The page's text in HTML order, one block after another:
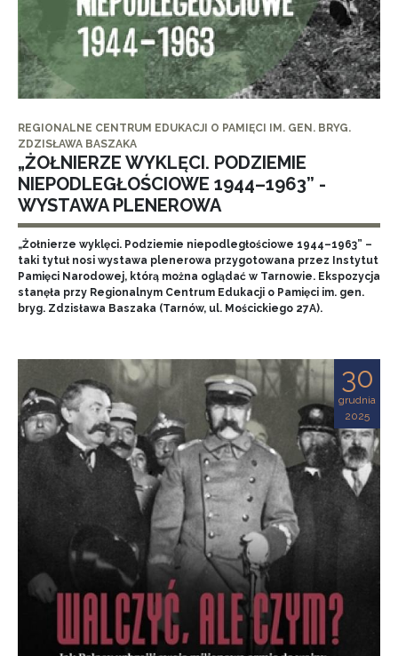
REGIONALNE CENTRUM EDUKACJI O PAMIĘCI IM. GEN. BRYG.
ZDZISŁAWA BASZAKA
„ŻOŁNIERZE WYKLĘCI. PODZIEMIE
NIEPODLEGŁOŚCIOWE 1944–1963” -
WYSTAWA PLENEROWA
„Żołnierze wyklęci. Podziemie niepodległościowe 1944–1963” –
taki tytuł nosi wystawa plenerowa przygotowana przez Instytut
Pamięci Narodowej, którą można oglądać w Tarnowie. Ekspozycja
stanęła przy Regionalnym Centrum Edukacji o Pamięci im. gen.
bryg. Zdzisława Baszaka (Tarnów, ul. Mościckiego 27A).
30
grudnia
2025